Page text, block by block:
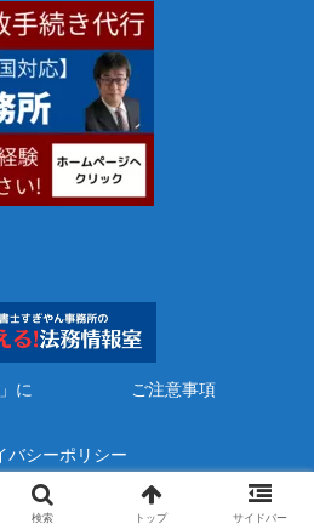
に
ご注意事項
バシーポリシー
ぎやん事務所 All Rights Reserved.
検索 トップ サイドバー